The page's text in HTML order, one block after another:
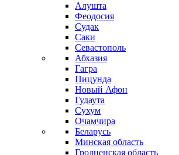
Алушта
Феодосия
Судак
Саки
Севастополь
Абхазия
Гагра
Пицунда
Новый Афон
Гудаута
Сухум
Очамчира
Беларусь
Минская область
Гродненская область